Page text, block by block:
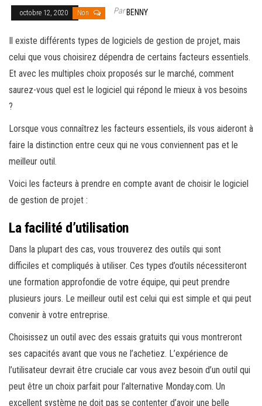
octobre 12, 2020 Non ParBENNY
Il existe différents types de logiciels de gestion de projet, mais
celui que vous choisirez dépendra de certains facteurs essentiels.
Et avec les multiples choix proposés sur le marché, comment
saurez-vous quel est le logiciel qui répond le mieux à vos besoins
?
Lorsque vous connaîtrez les facteurs essentiels, ils vous aideront à
faire la distinction entre ceux qui ne vous conviennent pas et le
meilleur outil.
Voici les facteurs à prendre en compte avant de choisir le logiciel
de gestion de projet :
La facilité d’utilisation
Dans la plupart des cas, vous trouverez des outils qui sont
difficiles et compliqués à utiliser. Ces types d’outils nécessiteront
une formation approfondie de votre équipe, qui peut prendre
plusieurs jours. Le meilleur outil est celui qui est simple et qui peut
convenir à votre entreprise.
Choisissez un outil avec des essais gratuits qui vous montreront
ses capacités avant que vous ne l’achetiez. L’expérience de
l’utilisateur devrait être cruciale car vous avez besoin d’un outil qui
peut être un choix parfait pour l’alternative Monday.com. Un
excellent système ne doit pas se contenter d’avoir une belle